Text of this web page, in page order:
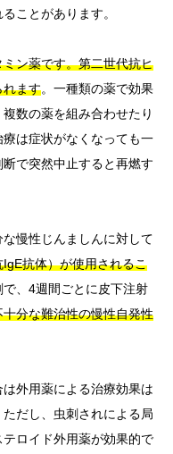
ことがあります。
ン薬です。第二世代抗ヒ
れます。一種類の薬で効果
数の薬を組み合わせたり
は症状がなくなっても一
で突然中止すると再燃す
慢性じんましんに対して
抗体）が使用されるこ
、4週間ごとに皮下注射
分な難治性の慢性自発性
外用薬による治療効果は
だし、虫刺されによる局
ロイド外用薬が効果的で